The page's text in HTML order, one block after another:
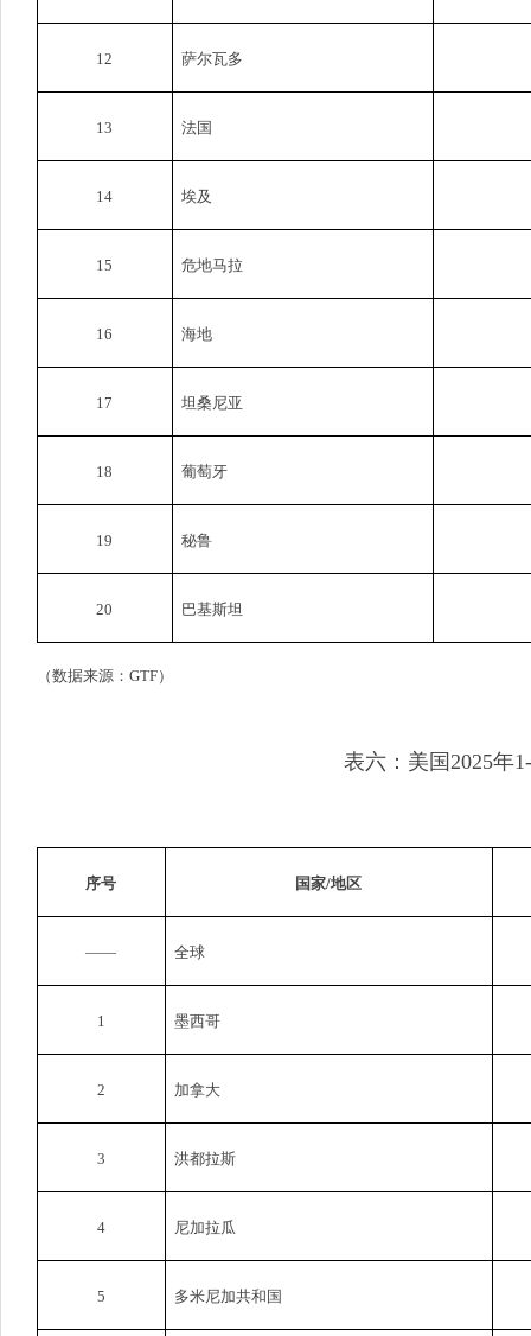
12 萨尔瓦多
13 法国
14 埃及
15 危地马拉
16 海地
17 坦桑尼亚
18 葡萄牙
19 秘鲁
20 巴基斯坦
（数据来源： GTF）
表六：美国2025年
序号 国家/地区
—— 全球
1 墨西哥
2 加拿大
3 洪都拉斯
4 尼加拉瓜
5 多米尼加共和国